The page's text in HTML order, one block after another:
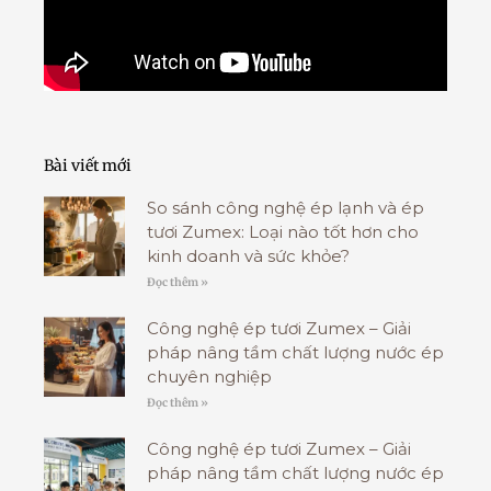
Bài viết mới
So sánh công nghệ ép lạnh và ép
tươi Zumex: Loại nào tốt hơn cho
kinh doanh và sức khỏe?
Đọc thêm »
Công nghệ ép tươi Zumex – Giải
pháp nâng tầm chất lượng nước ép
chuyên nghiệp
Đọc thêm »
Công nghệ ép tươi Zumex – Giải
pháp nâng tầm chất lượng nước ép